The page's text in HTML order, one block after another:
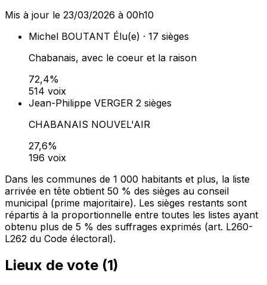
Mis à jour le 23/03/2026 à 00h10
Michel BOUTANT Élu(e) · 17 sièges
Chabanais, avec le coeur et la raison
72,4%
514 voix
Jean-Philippe VERGER 2 sièges
CHABANAIS NOUVEL'AIR
27,6%
196 voix
Dans les communes de 1 000 habitants et plus, la liste
arrivée en tête obtient 50 % des sièges au conseil
municipal (prime majoritaire). Les sièges restants sont
répartis à la proportionnelle entre toutes les listes ayant
obtenu plus de 5 % des suffrages exprimés (art. L260-
L262 du Code électoral).
Lieux de vote (1)